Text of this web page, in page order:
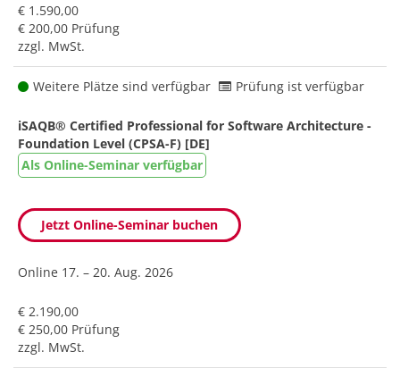
€ 1.590,00
€ 200,00 Prüfung
zzgl. MwSt.
Weitere Plätze sind verfügbar Prüfung ist verfügbar
iSAQB® Certified Professional for Software Architecture -
Foundation Level (CPSA-F) [DE]
Als Online-Seminar verfügbar
Jetzt Online-Seminar buchen
Online 17. – 20. Aug. 2026
€ 2.190,00
€ 250,00 Prüfung
zzgl. MwSt.